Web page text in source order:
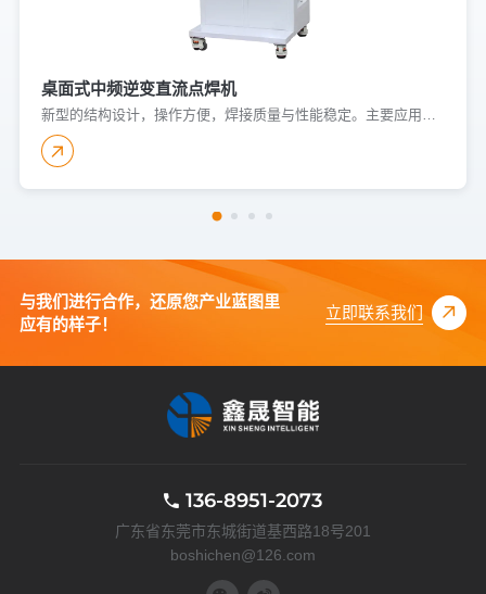
桌面式中频逆变直流点焊机
新型的结构设计，操作方便，焊接质量与性能稳定。主要应用于低碳钢、不锈钢、铜、镍、铝等有色金属的焊接，可实现板与板、板与螺母、弹片、金属件及线材的焊接。广泛应用于汽车配件、家电制造、低压电器等领域。
与我们进行合作，还原您产业蓝图里
应有的样子！
立即联系我们
136-8951-2073
广东省东莞市东城街道基西路18号201
boshichen@126.com